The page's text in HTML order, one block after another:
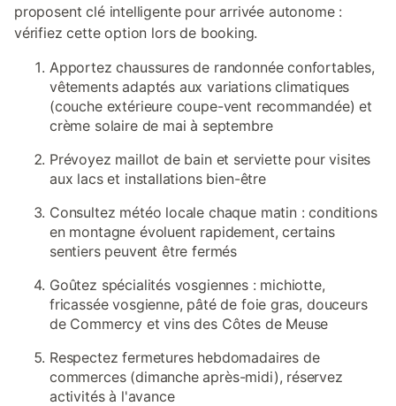
proposent clé intelligente pour arrivée autonome :
vérifiez cette option lors de booking.
Apportez chaussures de randonnée confortables,
vêtements adaptés aux variations climatiques
(couche extérieure coupe-vent recommandée) et
crème solaire de mai à septembre
Prévoyez maillot de bain et serviette pour visites
aux lacs et installations bien-être
Consultez météo locale chaque matin : conditions
en montagne évoluent rapidement, certains
sentiers peuvent être fermés
Goûtez spécialités vosgiennes : michiotte,
fricassée vosgienne, pâté de foie gras, douceurs
de Commercy et vins des Côtes de Meuse
Respectez fermetures hebdomadaires de
commerces (dimanche après-midi), réservez
activités à l'avance